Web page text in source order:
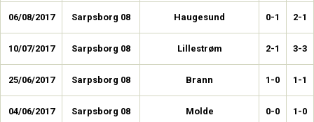
06/08/2017 Sarpsborg 08 Haugesund 0-1 2-1
10/07/2017 Sarpsborg 08 Lillestrøm 2-1 3-3
25/06/2017 Sarpsborg 08 Brann 1-0 1-1
04/06/2017 Sarpsborg 08 Molde 0-0 1-0